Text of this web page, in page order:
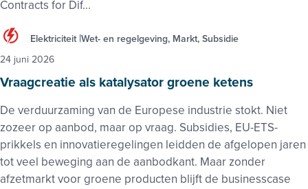
Contracts for Dif...
Elektriciteit Wet- en regelgeving, Markt, Subsidie
Vraagcreatie als katalysator groene ketens
De verduurzaming van de Europese industrie stokt. Niet
zozeer op aanbod, maar op vraag. Subsidies, EU-ETS-
prikkels en innovatieregelingen leidden de afgelopen jaren
tot veel beweging aan de aanbodkant. Maar zonder
afzetmarkt voor groene producten blijft de businesscase
24 juni 2026